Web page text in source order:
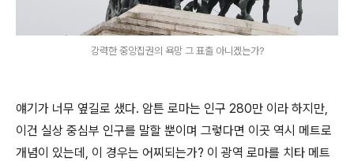
강력한 중앙집권의 욕망 그 표출 아니겠는가?
얘기가 너무 옆길로 샜다. 암튼 로마는 인구 280만 이라 하지만,
이건 실상 중심부 인구를 말할 뿐이며 그렇다면 이곳 역시 메트로
개념이 있는데, 이 경우는 어찌되는가? 이 광역 로마를 치타 메트